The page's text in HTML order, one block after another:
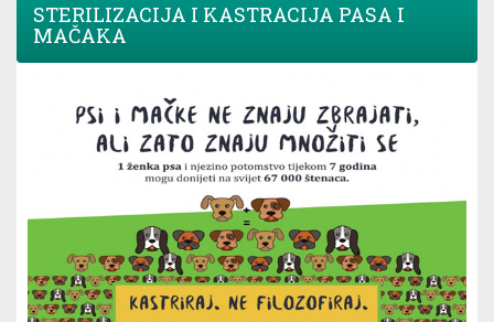
STERILIZACIJA I KASTRACIJA PASA I
MAČAKA